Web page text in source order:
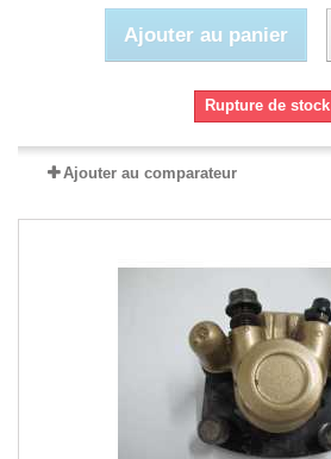
Ajouter au panier
Rupture de stock
Ajouter au comparateur